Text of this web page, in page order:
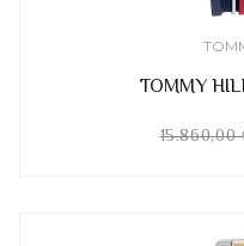
TOMMY